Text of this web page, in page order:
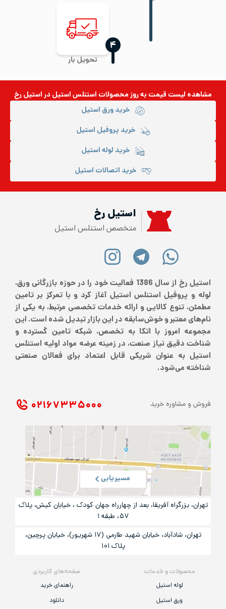
تحویل بار
‍۴
مشاهده لیست قیمت به روزمحصولات استنلس استیلدر استیل رخ
خرید ورق استیل
خرید پروفیل استیل
خرید لوله استیل
خرید اتصالات استیل
استیل رخ
متخصص استنلس استیل
استیل رخ از سال 1386 فعالیت خود را در حوزه بازرگانی ورق،
لوله و پروفیل استنلس استیل آغاز کرد و با تمرکز بر تامین
مطمئن، تنوع کالایی و ارائه خدمات تخصصی مرتبط، به یکی از
نام‌های معتبر و خوش‌سابقه در این بازار تبدیل شده است. این
مجموعه امروز با اتکا به تخصص، شبکه تامین گسترده و
شناخت دقیق نیاز صنعت، در زمینه عرضه مواد اولیه استنلس
استیل به عنوان شریکی قابل اعتماد برای فعالان صنعتی
شناخته می‌شود.
محصولات و خدمات
لوله استیل
ورق استیل
صفحه‌های کاربردی
راهنمای خرید
دانلود
فروش و مشاوره خرید ۰۲۱ ۶۷۳۳۵۰۰۰
مسیریابی
تهران، بزرگراه آفریقا، بعد از چهارراه جهان کودک ، خیابان کیش، پلاک
۵۷، طبقه ۱
تهران، شادآباد، خیابان شهید طارمی (۱۷ شهریور)، خیایان پرچین،
پلاک ۱۰۱